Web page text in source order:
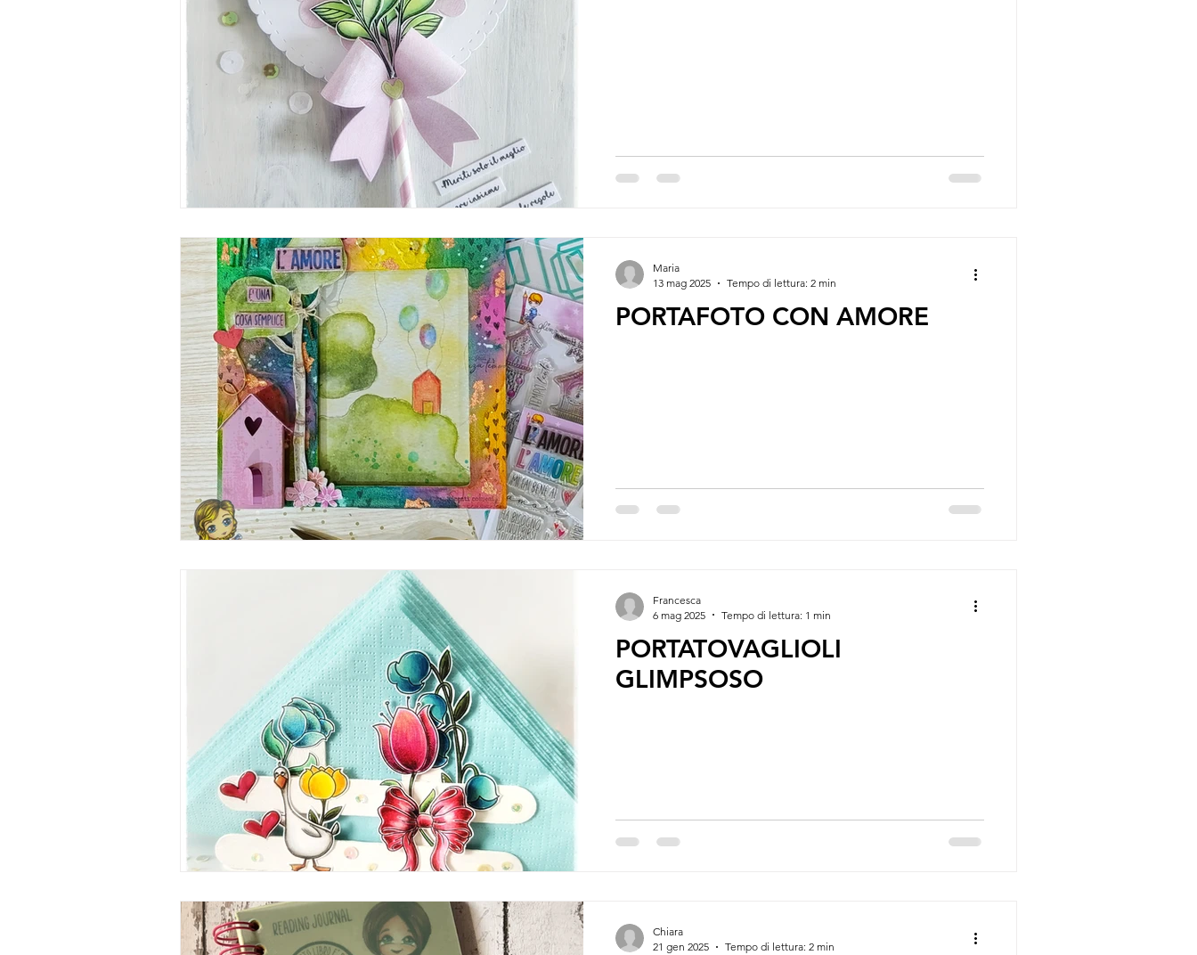
Fox Tondini Caffè Urrà Scrapper
PORTAFOTO CON AMORE
Maria
13 mag 2025
Tempo di lettura: 2 min
PORTATOVAGLIOLI
GLIMPSOSO
Francesca
6 mag 2025
Tempo di lettura: 1 min
Chiara
21 gen 2025
Tempo di lettura: 2 min